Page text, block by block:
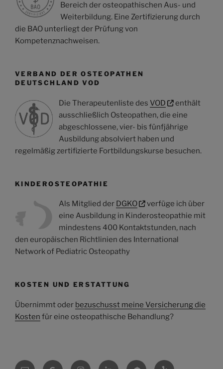
Bereich der osteopathischen Aus- und
Weiterbildung. Eine Zertifizierung durch
die BAO unterliegt der Prüfung von
Kompetenznachweisen.
VERBAND DER OSTEOPATHEN
DEUTSCHLAND VOD
Die Therapeutenliste des VOD
enthält
ausschließlich Osteopathen, die eine
abgeschlossene, vier- bis fünfjährige
Ausbildung absolviert haben und
regelmäßig zertifizierte Fortbildungskurse besuchen.
KINDEROSTEOPATHIE
Als Mitglied der DGKO
verfüge ich über
eine Ausbildung in Kinderosteopathie mit
mindestens 400 Kontaktstunden, nach
den europäischen Richtlinien des International
Network of Pediatric Osteopathy
KOSTEN UND ERSTATTUNG
Übernimmt oder bezuschusst meine Versicherung die
Kosten für eine osteopathische Behandlung?
E- Google InstagramLinkedinOsteokompass
Yelp